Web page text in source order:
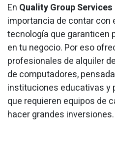
En Quality Group Services
importancia de contar con
tecnología que garanticen
en tu negocio. Por eso
profesionales de alquiler
de computadores,
instituciones educativas y
que requieren equipos de
hacer grandes inversiones.